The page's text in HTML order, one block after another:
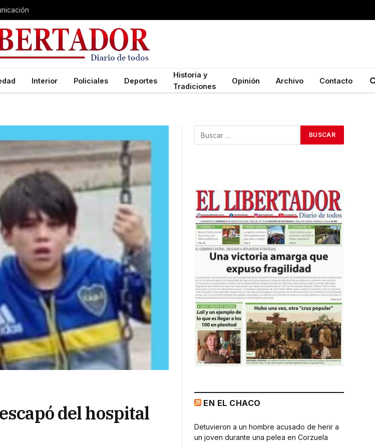
Interior Policiales Deportes
Historia y
Tradiciones
Opinión Archivo Contacto
del hospital
EN EL CHACO
Detuvieron a un hombre acusado de herir a
un joven durante una pelea en Corzuela